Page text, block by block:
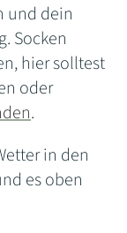
und dein
Socken
hier solltest
oder
.
in den
es oben